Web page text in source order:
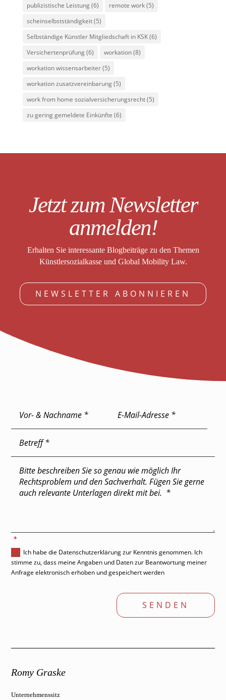
publizistische Leistung(6) remote work(5)
scheinselbstständigkeit(5)
Selbständige Künstler Mitgliedschaft in KSK(6)
Versichertenprüfung(6) workation(8)
workation wissensarbeiter(5)
workation zusatzvereinbarung(5)
work from home sozialversicherungsrecht(5)
zu gering gemeldete Einkünfte (6)
Jetzt zum Newsletter
anmelden!
Erhalten Sie interessante Blogbeiträge zu den Themen
Künstlersozialkasse und Global Mobility Law.
NEWSLETTER ABONNIEREN
Ich habe die Datenschutzerklärung zur Kenntnis genommen. Ich
stimme zu, dass meine Angaben und Daten zur Beantwortung meiner
Anfrage elektronisch erhoben und gespeichert werden
SENDEN
Romy Graske
Unternehmenssitz